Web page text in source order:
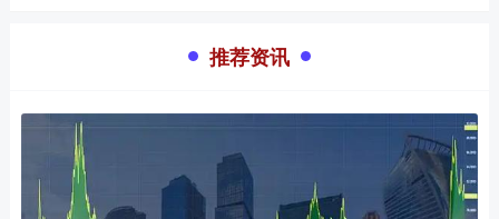
推荐资讯